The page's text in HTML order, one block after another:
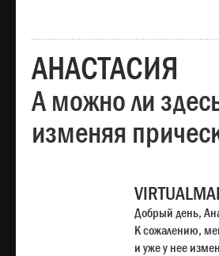
АНАСТАСИЯ
А можно ли
изменяя
Добрый день,
К сожалению,
и уже у нее